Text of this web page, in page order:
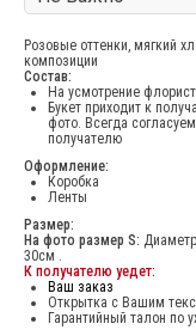
Розовые оттенки, мягкий
композиции
Состав:
На усмотрение
Букет приходит к
фото. Всегда
получателю
Оформление:
Коробка
Ленты
Размер:
На фото размер S:
30см .
К получателю уедет:
Ваш заказ
Открытка с Вашим
Гарантийный талон по